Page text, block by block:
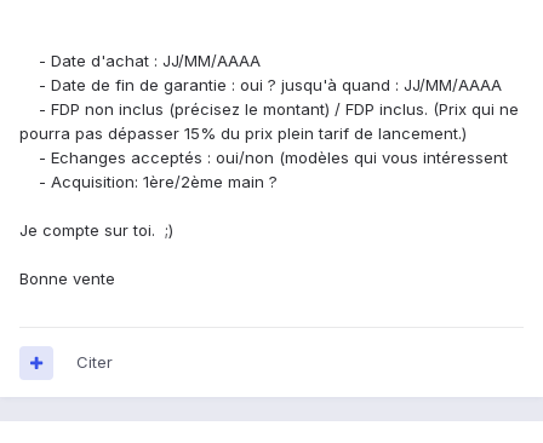
- Date d'achat : JJ/MM/AAAA
- Date de fin de garantie : oui ? jusqu'à quand : JJ/MM/AAAA
- FDP non inclus (précisez le montant) / FDP inclus. (Prix qui ne
pourra pas dépasser 15% du prix plein tarif de lancement.)
- Echanges acceptés : oui/non (modèles qui vous intéressent
- Acquisition: 1ère/2ème main ?
Je compte sur toi. ;)
Bonne vente
Citer